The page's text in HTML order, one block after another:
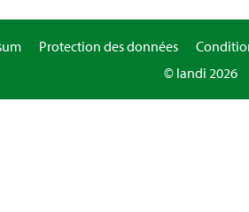
Protection des données
© landi 2026